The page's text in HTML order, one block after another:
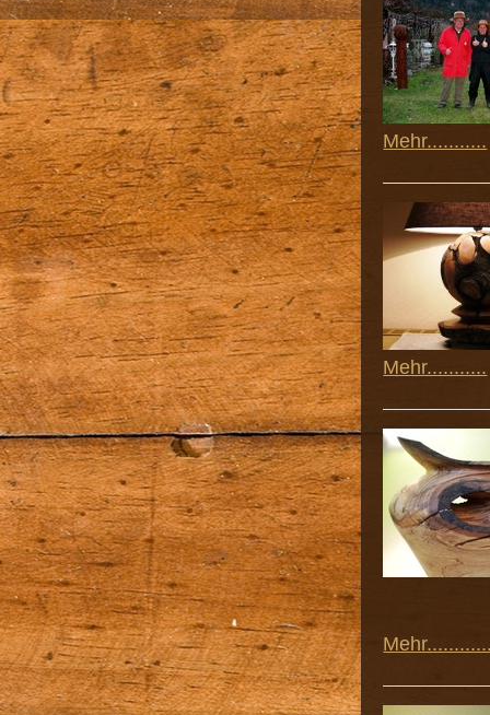
Mehr...........
Mehr...........